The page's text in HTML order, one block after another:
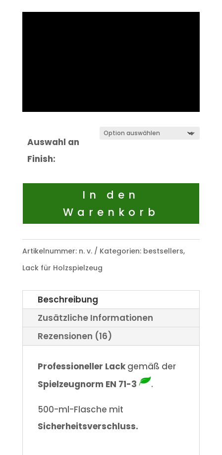
Auswahl an
Finish:
In den
Warenkorb
Artikelnummer: n. v. Kategorien: bestsellers,
Lack für Holzspielzeug
Beschreibung
Zusätzliche Informationen
Rezensionen (16)
Professioneller Lackgemäß der
Spielzeugnorm EN 71-3
.
500-ml-Flasche mit
Sicherheitsverschluss.